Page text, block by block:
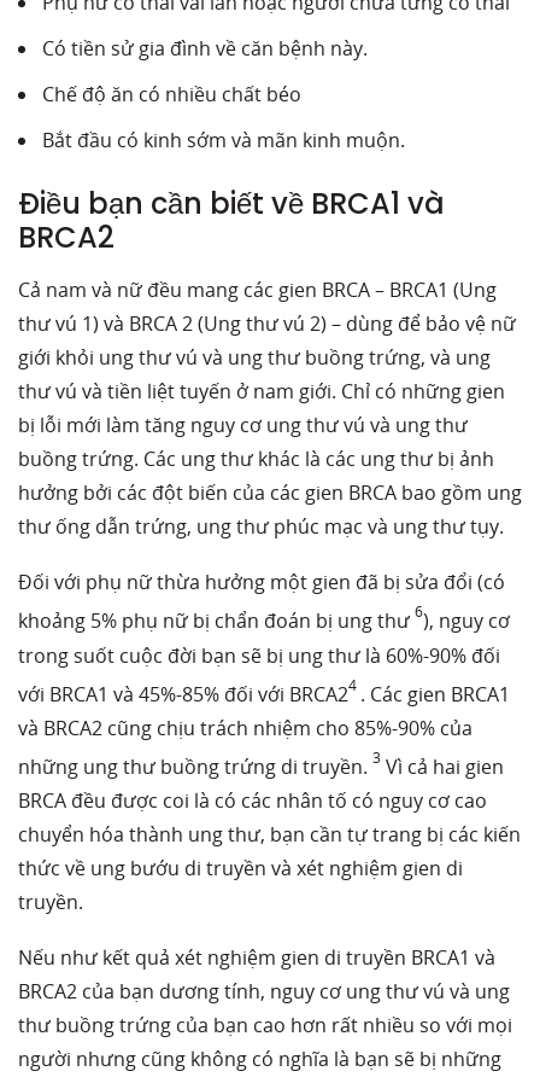
Có tiền sử gia đình về căn bệnh này.
Chế độ ăn có nhiều chất béo
Bắt đầu có kinh sớm và mãn kinh muộn.
Điều bạn cần biết về BRCA1 và
BRCA2
Cả nam và nữ đều mang các gien BRCA – BRCA1 (Ung
thư vú 1) và BRCA 2 (Ung thư vú 2) – dùng để bảo vệ nữ
giới khỏi ung thư vú và ung thư buồng trứng, và ung
thư vú và tiền liệt tuyến ở nam giới. Chỉ có những gien
bị lỗi mới làm tăng nguy cơ ung thư vú và ung thư
buồng trứng. Các ung thư khác là các ung thư bị ảnh
hưởng bởi các đột biến của các gien BRCA bao gồm ung
thư ống dẫn trứng, ung thư phúc mạc và ung thư tụy.
Đối với phụ nữ thừa hưởng một gien đã bị sửa đổi (có
khoảng 5% phụ nữ bị chẩn đoán bị ung thư 6), nguy cơ
trong suốt cuộc đời bạn sẽ bị ung thư là 60%-90% đối
với BRCA1 và 45%-85% đối với BRCA24 . Các gien BRCA1
và BRCA2 cũng chịu trách nhiệm cho 85%-90% của
những ung thư buồng trứng di truyền. 3 Vì cả hai gien
BRCA đều được coi là có các nhân tố có nguy cơ cao
chuyển hóa thành ung thư, bạn cần tự trang bị các kiến
thức về ung bướu di truyền và xét nghiệm gien di
truyền.
Nếu như kết quả xét nghiệm gien di truyền BRCA1 và
BRCA2 của bạn dương tính, nguy cơ ung thư vú và ung
thư buồng trứng của bạn cao hơn rất nhiều so với mọi
người nhưng cũng không có nghĩa là bạn sẽ bị những